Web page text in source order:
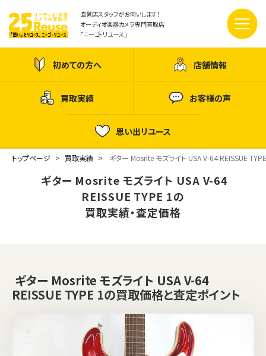
直営店スタッフがお伺いします！
オーディオ楽器カメラ専門買取店
「ニーゴ・リユース」
初めての方へ 店舗情報
買取実績 お客様の声
思い出リユース
トップページ 買取実績 ギター Mosrite モズライト USA V-64 REISSUE
ギター Mosrite モズライト USA V-64
REISSUE TYPE 1の
買取実績・査定価格
ギター Mosrite モズライト USA V-64
REISSUE TYPE 1の買取価格と査定ポイント